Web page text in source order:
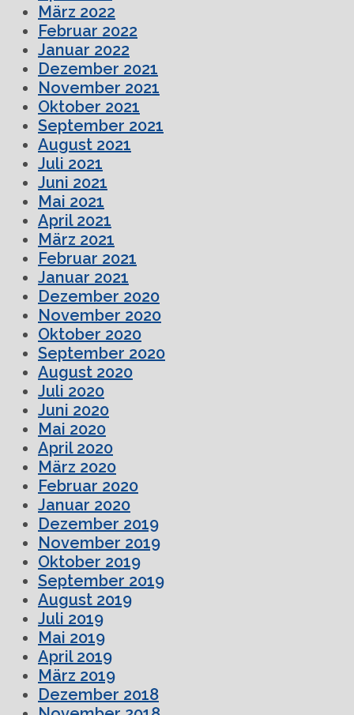
März 2022
Februar 2022
Januar 2022
Dezember 2021
November 2021
Oktober 2021
September 2021
August 2021
Juli 2021
Juni 2021
Mai 2021
April 2021
März 2021
Februar 2021
Januar 2021
Dezember 2020
November 2020
Oktober 2020
September 2020
August 2020
Juli 2020
Juni 2020
Mai 2020
April 2020
März 2020
Februar 2020
Januar 2020
Dezember 2019
November 2019
Oktober 2019
September 2019
August 2019
Juli 2019
Mai 2019
April 2019
März 2019
Dezember 2018